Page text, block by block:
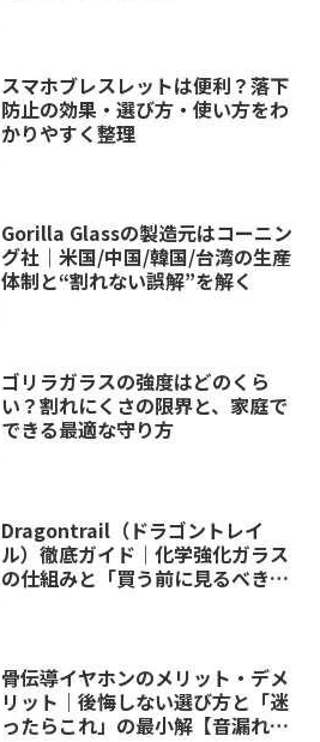
スマホブレスレットは便利？落下
防止の効果・選び方・使い方をわ
かりやすく整理
Gorilla Glassの製造元はコーニン
グ社｜米国/中国/韓国/台湾の生産
体制と“割れない誤解”を解く
ゴリラガラスの強度はどのくら
い？割れにくさの限界と、家庭で
できる最適な守り方
Dragontrail（ドラゴントレイ
ル）徹底ガイド｜化学強化ガラス
の仕組みと「買う前に見るべき
骨伝導イヤホンのメリット・デメ
リット｜後悔しない選び方と「迷
ったらこれ」の最小解【音漏れ・